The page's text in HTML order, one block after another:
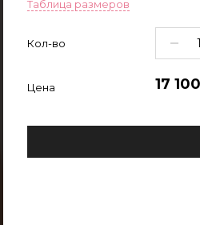
Таблица размеров
Кол-во
Цена 17 100